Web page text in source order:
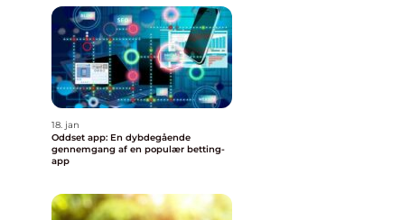
18. jan
Oddset app: En dybdegående
gennemgang af en populær betting-
app